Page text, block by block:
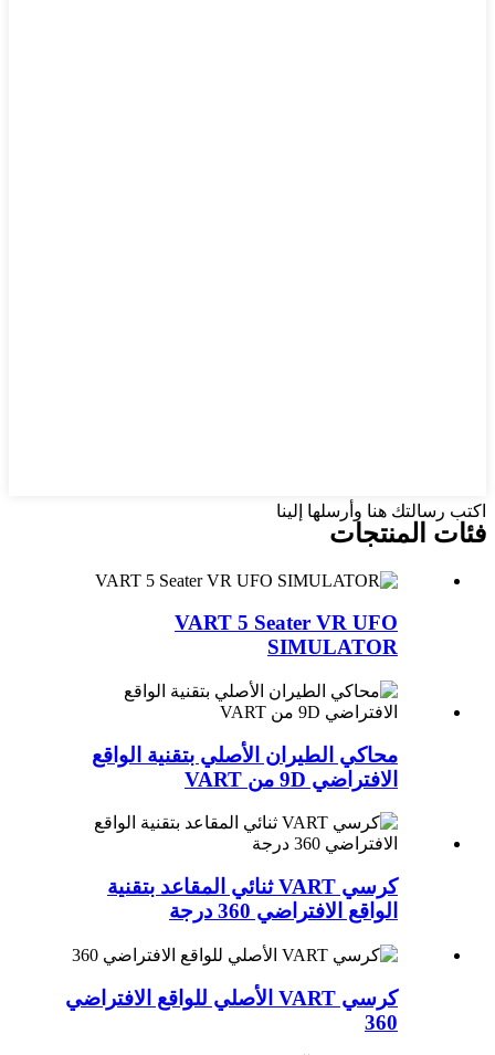
اكتب رسالتك هنا وأرسلها إلينا
فئات المنتجات
VART 5 Seater VR UFO
SIMULATOR
محاكي الطيران الأصلي بتقنية الواقع
الافتراضي 9D من VART
كرسي VART ثنائي المقاعد بتقنية
الواقع الافتراضي 360 درجة
كرسي VART الأصلي للواقع الافتراضي
360